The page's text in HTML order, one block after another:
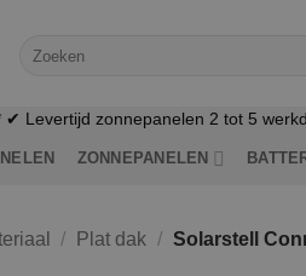
✔ Levertijd zonnepanelen 2 tot 5
ZONNEPANELEN
/ Plat dak / Solarstell